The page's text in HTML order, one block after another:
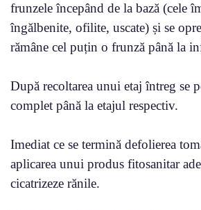
frunzele începând de la bază (cele
îngălbenite, ofilite, uscate) și se
rămâne cel puțin o frunză până la
După recoltarea unui etaj întreg se
complet până la etajul respectiv.
Imediat ce se termină defolierea
aplicarea unui produs fitosanitar
cicatrizeze rănile.